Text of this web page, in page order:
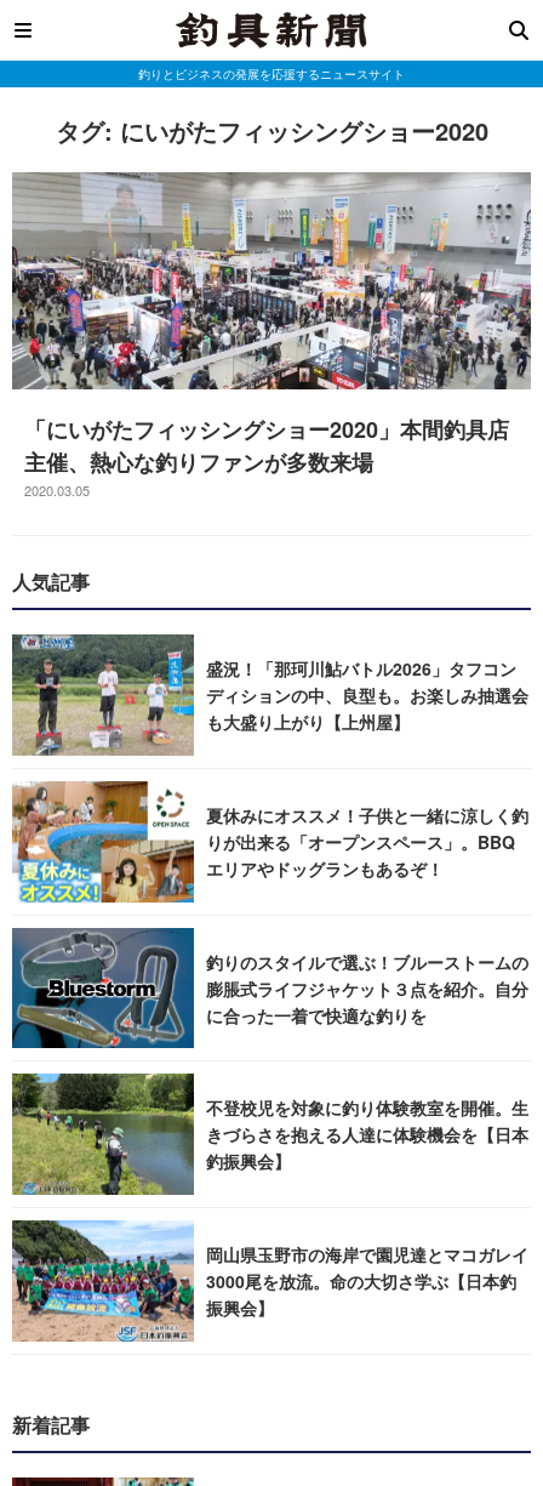
釣りとビジネスの発展を応援するニュースサイト
タグ: にいがたフィッシングショー2020
「にいがたフィッシングショー2020」本間釣具店
主催、熱心な釣りファンが多数来場
2020.03.05
人気記事
盛況！「那珂川鮎バトル2026」タフコン
ディションの中、良型も。お楽しみ抽選会
も大盛り上がり【上州屋】
夏休みにオススメ！子供と一緒に涼しく釣
りが出来る「オープンスペース」。BBQ
エリアやドッグランもあるぞ！
釣りのスタイルで選ぶ！ブルーストームの
膨脹式ライフジャケット３点を紹介。自分
に合った一着で快適な釣りを
不登校児を対象に釣り体験教室を開催。生
きづらさを抱える人達に体験機会を【日本
釣振興会】
岡山県玉野市の海岸で園児達とマコガレイ
3000尾を放流。命の大切さ学ぶ【日本釣
振興会】
新着記事